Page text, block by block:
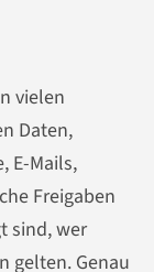
vielen
Daten,
E-Mails,
Freigaben
sind, wer
gelten. Genau